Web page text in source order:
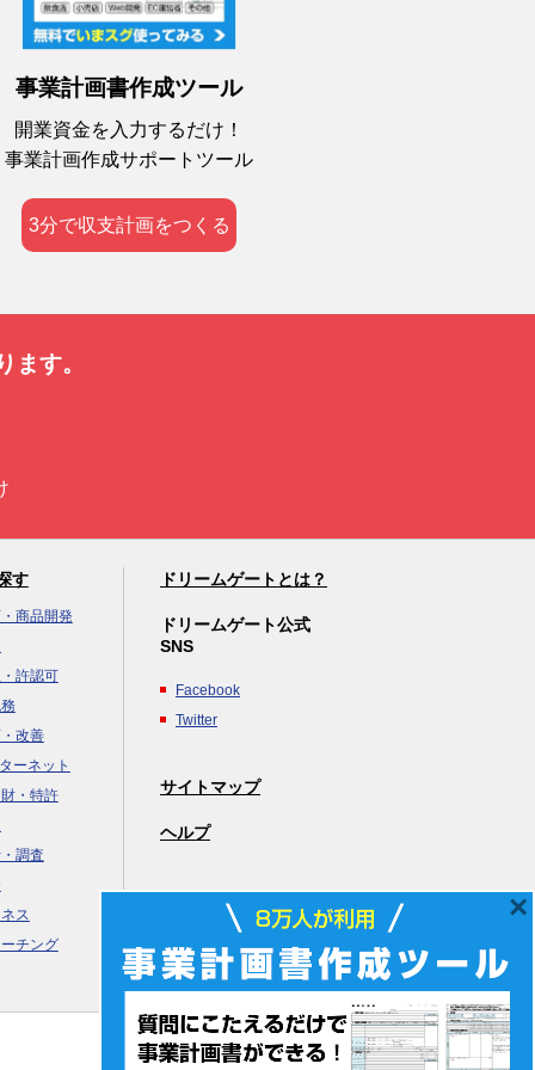
事業計画書作成ツール
開業資金を入力するだけ！
事業計画作成サポートツール
3分で収支計画をつくる
ます。
す
商品開発
許認可
改善
ーネット
・特許
調査
ス
チング
ドリームゲートとは？
ドリームゲート公式
SNS
Facebook
Twitter
サイトマップ
ヘルプ